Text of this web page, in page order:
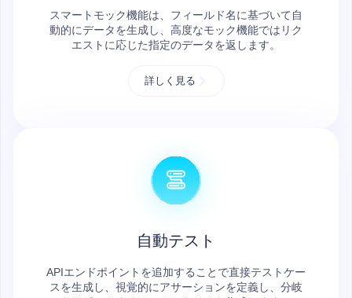
スマートモック機能は、フィールド名に基づいて自
動的にデータを生成し、高度なモック機能ではリク
エストに応じた指定のデータを返します。
詳しく見る
自動テスト
APIエンドポイントを追加することで直接テストケー
スを生成し、視覚的にアサーションを定義し、分岐